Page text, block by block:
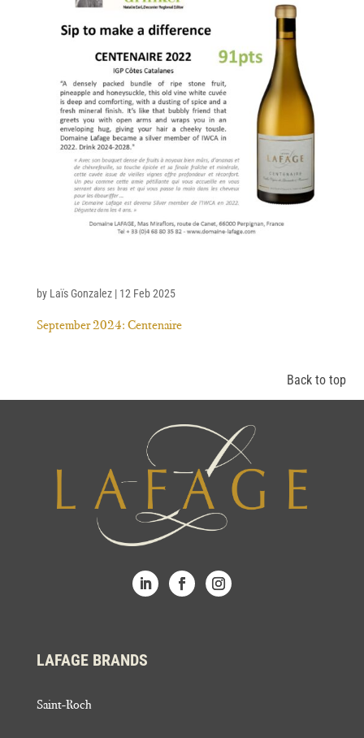
September 2024: Centenaire
by Laïs Gonzalez| 12 Feb 2025
Back to top
LAFAGE BRANDS
Saint-Roch